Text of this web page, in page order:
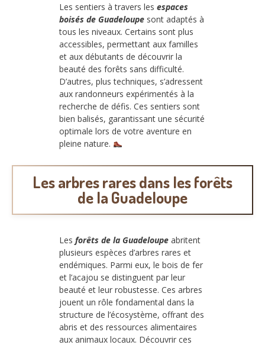
Les sentiers à travers les espaces
boisés de Guadeloupe sont adaptés à
tous les niveaux. Certains sont plus
accessibles, permettant aux familles
et aux débutants de découvrir la
beauté des forêts sans difficulté.
D’autres, plus techniques, s’adressent
aux randonneurs expérimentés à la
recherche de défis. Ces sentiers sont
bien balisés, garantissant une sécurité
optimale lors de votre aventure en
pleine nature.
Les arbres rares dans les forêts
de la Guadeloupe
Les forêts de la Guadeloupe abritent
plusieurs espèces d’arbres rares et
endémiques. Parmi eux, le bois de fer
et l’acajou se distinguent par leur
beauté et leur robustesse. Ces arbres
jouent un rôle fondamental dans la
structure de l’écosystème, offrant des
abris et des ressources alimentaires
aux animaux locaux. Découvrir ces